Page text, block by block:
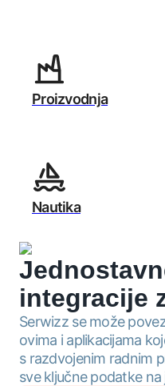
Proizvodnja
Nautika
integracije
Serwizz se može
ovima i aplikacijama
s razdvojenim radnim
sve ključne podatke